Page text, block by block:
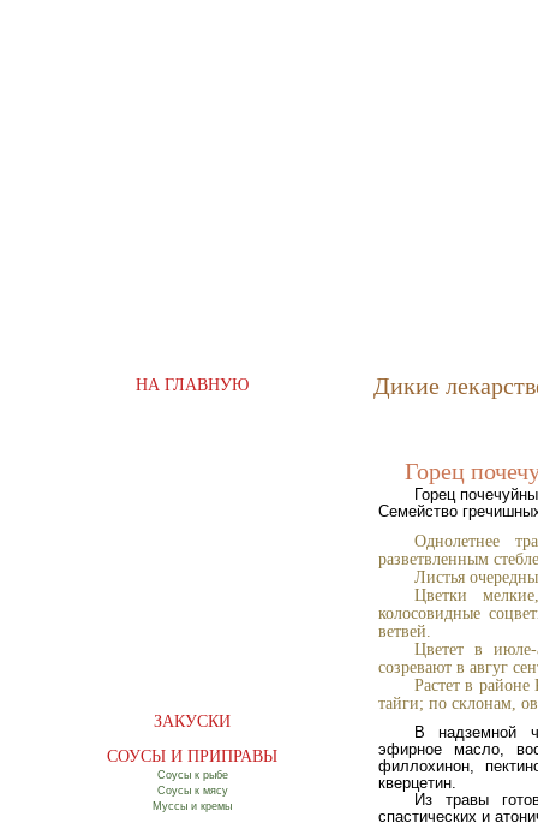
Дикие
Горец
Горец
Семейство
Однолетнее
разветвленным
Листья
Цветки
колосовидные
ветвей.
Цветет в
созревают в авгуг
Растет в
тайги; по склонам,
В надземной
эфирное масло,
филлохинон,
кверцетин.
Из травы
спастических и
НА ГЛАВНУЮ
ЗАКУСКИ
СОУСЫ И ПРИПРАВЫ
Соусы к рыбе
Соусы к мясу
Муссы и кремы